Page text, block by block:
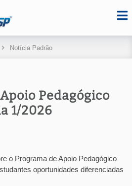
Notícia Padrão
Pedagógico
1/2026
o Programa de Apoio Pedagógico
oportunidades diferenciadas